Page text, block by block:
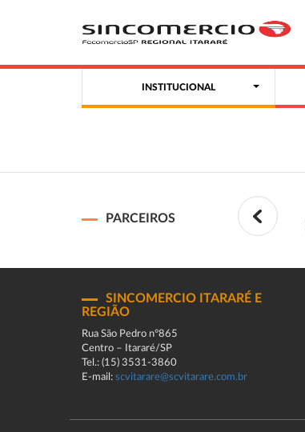
INSTITUCIONAL
PARCEIROS
SINCOMERCIO ITARARÉ E
REGIÃO
Rua São Pedro n°865
Centro – Itararé/SP
Tel.: (15) 3531-3860
E-mail: scvitarare@scvitarare.com.br